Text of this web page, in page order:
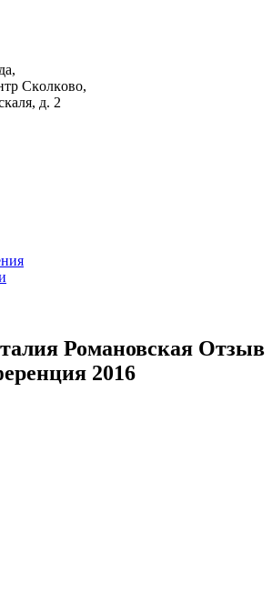
Сĸолĸово,
д. 2
Романовская Отзыв
2016